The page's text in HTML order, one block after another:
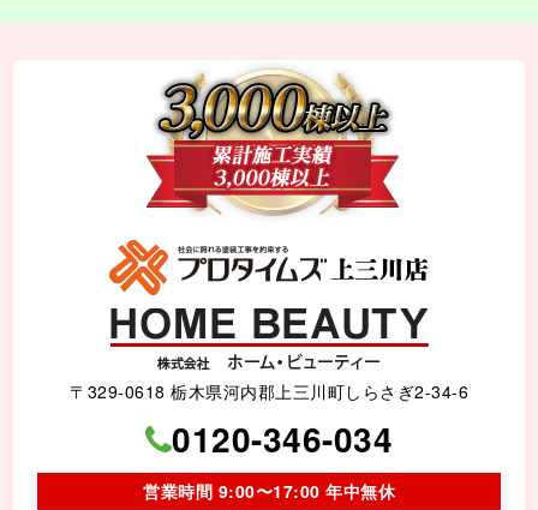
〒329-0618 栃木県河内郡上三川町しらさぎ2-34-6
0120-346-034
営業時間 9:00〜17:00 年中無休